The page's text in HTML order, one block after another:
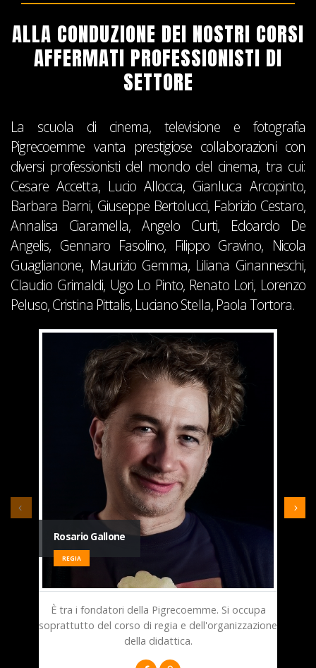
ALLA CONDUZIONE DEI NOSTRI CORSI
AFFERMATI PROFESSIONISTI DI
SETTORE
La scuola di cinema, televisione e fotografia
Pigrecoemme vanta prestigiose collaborazioni con
diversi professionisti del mondo del cinema, tra cui:
Cesare Accetta, Lucio Allocca, Gianluca Arcopinto,
Barbara Barni, Giuseppe Bertolucci, Fabrizio Cestaro,
Annalisa Ciaramella, Angelo Curti, Edoardo De
Angelis, Gennaro Fasolino, Filippo Gravino, Nicola
Guaglianone, Maurizio Gemma, Liliana Ginanneschi,
Claudio Grimaldi, Ugo Lo Pinto, Renato Lori, Lorenzo
Peluso, Cristina Pittalis, Luciano Stella, Paola Tortora.
Rosario Gallone
REGIA
È tra i fondatori della Pigrecoemme. Si occupa
soprattutto del corso di regia e dell'organizzazione
della didattica.